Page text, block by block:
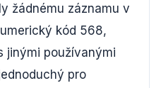
žádnému záznamu v
kód 568,
jinými používanými
pro